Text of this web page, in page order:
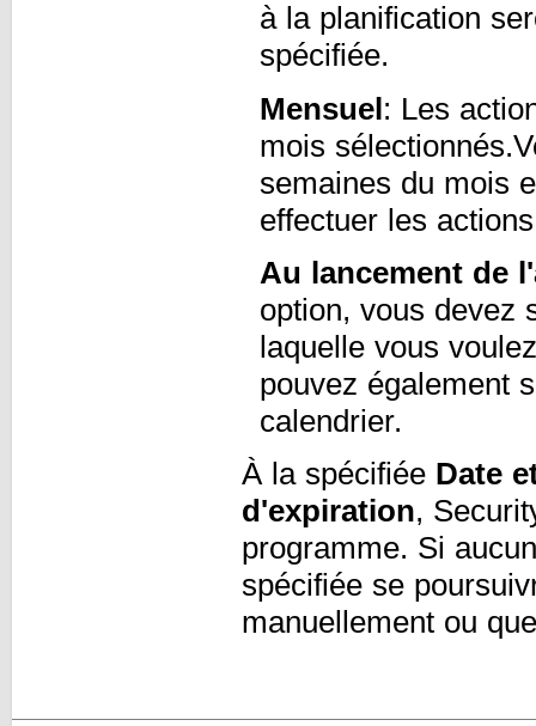
à la planification
spécifiée.
Mensuel: Les
mois
semaines du mois
effectuer les
Au lancement de
option, vous devez
laquelle vous
pouvez également
calendrier.
À la spécifiée Date
d'expiration,
programme. Si
spécifiée se
manuellement ou